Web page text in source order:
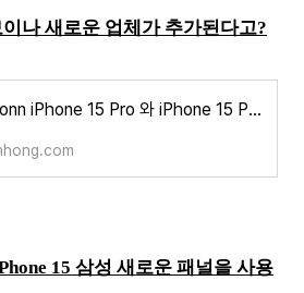
나 새로운 업체가 추가된다고?
Foxconn iPhone 15 Pro 와 iPhone 15 Pro Max 생산을 유지할 것으로 보이나 새로운 업체가 추가된다고?
15 삼성 새로운 패널을 사용